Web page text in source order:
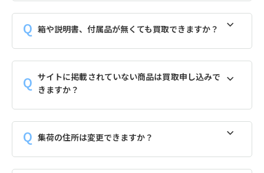
箱や説明書、付属品が無くても買取できますか？
サイトに掲載されていない商品は買取申し込みで
きますか？
集荷の住所は変更できますか？